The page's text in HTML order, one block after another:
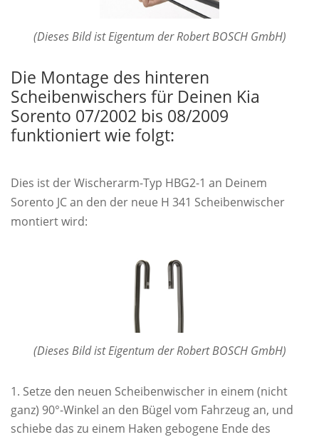
(Dieses Bild ist Eigentum der Robert BOSCH GmbH)
Die Montage des hinteren
Scheibenwischers für Deinen Kia
Sorento 07/2002 bis 08/2009
funktioniert wie folgt:
Dies ist der Wischerarm-Typ HBG2-1 an Deinem
Sorento JC an den der neue H 341 Scheibenwischer
montiert wird:
(Dieses Bild ist Eigentum der Robert BOSCH GmbH)
Setze den neuen Scheibenwischer in einem (nicht
ganz) 90°-Winkel an den Bügel vom Fahrzeug an, und
schiebe das zu einem Haken gebogene Ende des